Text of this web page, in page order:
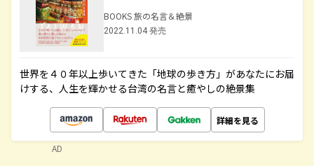
BOOKS 旅の名言＆絶景
2022.11.04 発売
世界を４０年以上歩いてきた「地球の歩き方」があなたにお届
けする、人生を輝かせる台湾の名言と癒やしの絶景集
詳細を見る
AD